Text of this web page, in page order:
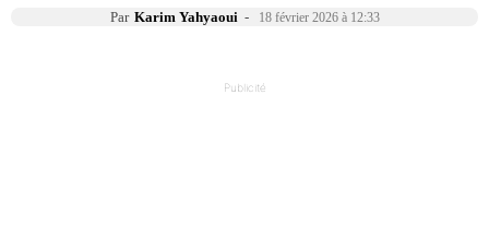
Par Karim Yahyaoui - 18 février 2026 à 12:33
Publicité